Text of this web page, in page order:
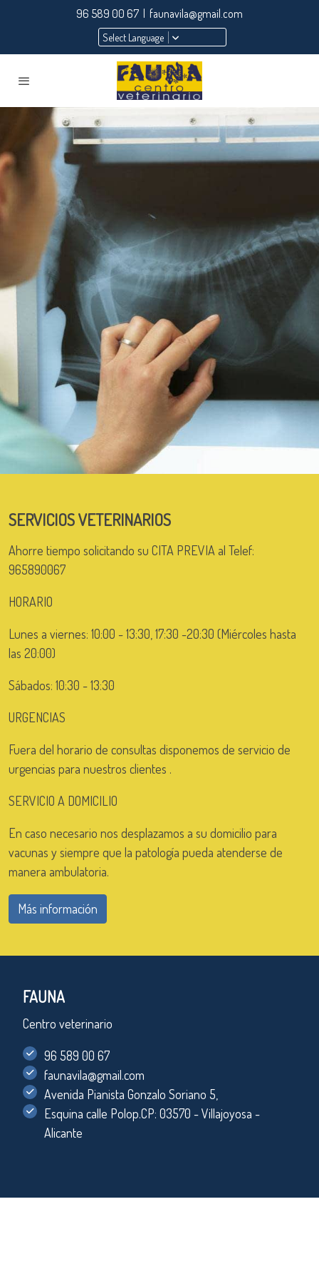
96 589 00 67 | faunavila@gmail.com
Select Language
SERVICIOS VETERINARIOS
Ahorre tiempo solicitando su CITA PREVIA al Telef:
965890067
HORARIO
Lunes a viernes: 10:00 - 13:30, 17:30 -20:30 (Miércoles hasta
las 20:00)
Sábados: 10:30 - 13:30
URGENCIAS
Fuera del horario de consultas disponemos de servicio de
urgencias para nuestros clientes .
SERVICIO A DOMICILIO
En caso necesario nos desplazamos a su domicilio para
vacunas y siempre que la patología pueda atenderse de
manera ambulatoria.
Más información
FAUNA
Centro veterinario
96 589 00 67
faunavila@gmail.com
Avenida Pianista Gonzalo Soriano 5,
Esquina calle Polop.CP: 03570 - Villajoyosa -
Alicante